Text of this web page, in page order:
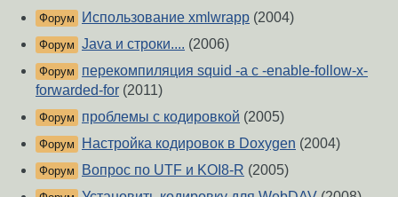
Форум Использование xmlwrapp (2004)
Форум Java и строки.... (2006)
Форум
перекомпиляция squid -а с -enable-follow-x-
forwarded-for (2011)
Форум проблемы с кодировкой (2005)
Форум Настройка кодировок в Doxygen (2004)
Форум Вопрос по UTF и KOI8-R (2005)